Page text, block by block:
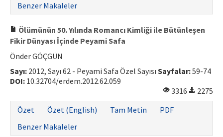
Benzer Makaleler
Ölümünün 50. Yılında Romancı Kimliği ile Bütünleşen
Fikir Dünyası İçinde Peyami Safa
Önder GÖÇGÜN
Sayı: 2012, Sayı 62 - Peyami Safa Özel Sayısı Sayfalar:59-74
DOI: 10.32704/erdem.2012.62.059
3316
2275
Özet
Özet (English) Tam Metin
PDF
Benzer Makaleler